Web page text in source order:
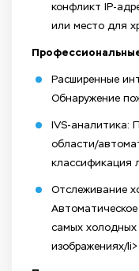
конфликт IP-
или место для
Расширенные
Обнаружение
IVS-аналитика:
области/
классификация
Отслеживание
самых
изображениях/li>